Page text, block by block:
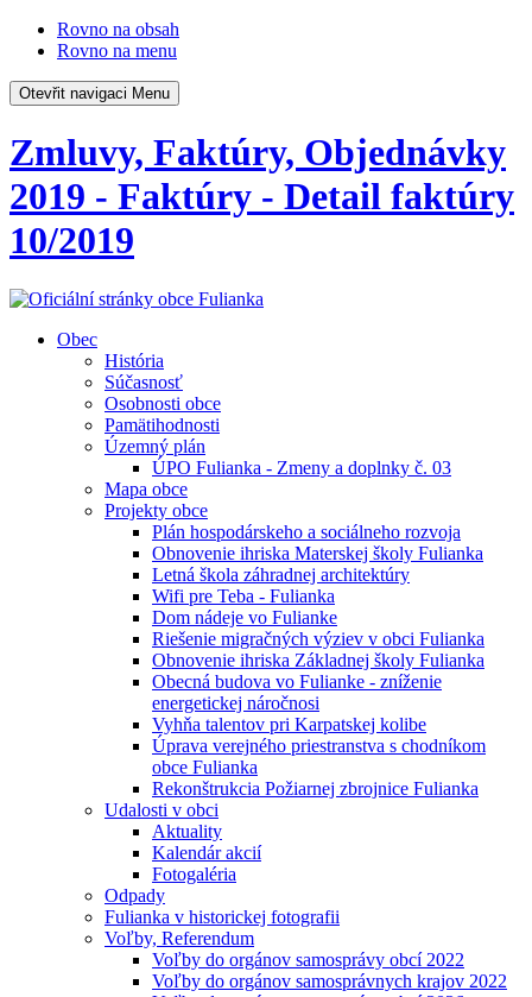
Rovno na obsah
Rovno na menu
Otevřit navigaci Menu
Zmluvy, Faktúry, Objednávky
2019 - Faktúry - Detail faktúry
10/2019
Obec
História
Súčasnosť
Osobnosti obce
Pamätihodnosti
Územný plán
ÚPO Fulianka - Zmeny a doplnky č. 03
Mapa obce
Projekty obce
Plán hospodárskeho a sociálneho rozvoja
Obnovenie ihriska Materskej školy Fulianka
Letná škola záhradnej architektúry
Wifi pre Teba - Fulianka
Dom nádeje vo Fulianke
Riešenie migračných výziev v obci Fulianka
Obnovenie ihriska Základnej školy Fulianka
Obecná budova vo Fulianke - zníženie
energetickej náročnosi
Vyhňa talentov pri Karpatskej kolibe
Úprava verejného priestranstva s chodníkom
obce Fulianka
Rekonštrukcia Požiarnej zbrojnice Fulianka
Udalosti v obci
Aktuality
Kalendár akcií
Fotogaléria
Odpady
Fulianka v historickej fotografii
Voľby, Referendum
Voľby do orgánov samosprávy obcí 2022
Voľby do orgánov samosprávnych krajov 2022